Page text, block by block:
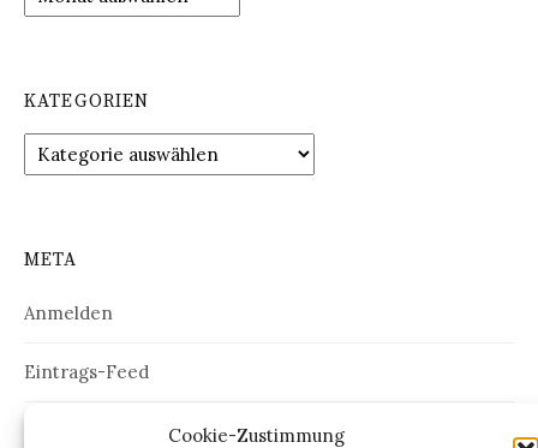
Cookie-Zustimmung
KATEGORIEN
Kategorien
META
Anmelden
Eintrags-Feed
Kommentar-Feed